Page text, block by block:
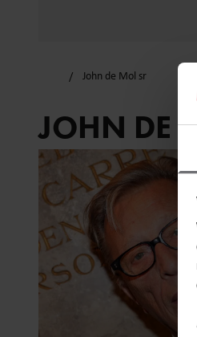
John de Mol sr
JOHN DE